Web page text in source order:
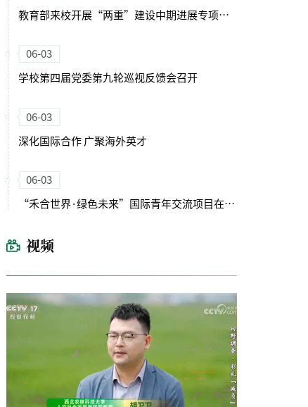
教育部来校开展“两重”建设中期进展专项调研
06-03
学校第四届党委第九轮巡视反馈会召开
06-03
深化国际合作 广聚海外英才
06-03
“禾合世界·绿色未来”国际青年交流项目在我校举办
视频